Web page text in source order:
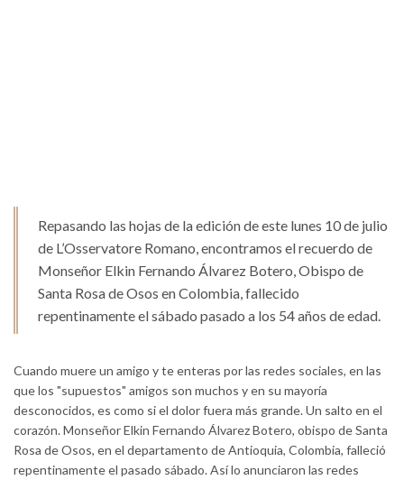
Repasando las hojas de la edición de este lunes 10 de julio
de L’Osservatore Romano, encontramos el recuerdo de
Monseñor Elkin Fernando Álvarez Botero, Obispo de
Santa Rosa de Osos en Colombia, fallecido
repentinamente el sábado pasado a los 54 años de edad.
Cuando muere un amigo y te enteras por las redes sociales, en las
que los "supuestos" amigos son muchos y en su mayoría
desconocidos, es como si el dolor fuera más grande. Un salto en el
corazón. Monseñor Elkin Fernando Álvarez Botero, obispo de Santa
Rosa de Osos, en el departamento de Antioquia, Colombia, falleció
repentinamente el pasado sábado. Así lo anunciaron las redes